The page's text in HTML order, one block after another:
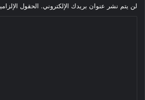
لن يتم نشر عنوان بريدك الإلكتروني. الحقول